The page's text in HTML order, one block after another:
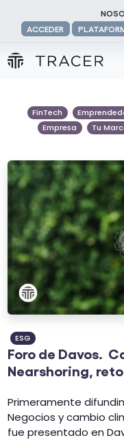
ACCEDER
FinTech
Empresa
Tu
ESG
Foro de Davos.
Nearshoring,
​Primeramente
Negocios y cambio
fue presentado en